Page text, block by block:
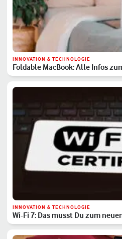
INNOVATION & TECHNOLOGIE
Foldable MacBook: Alle Infos
INNOVATION & TECHNOLOGIE
Wi-Fi 7: Das musst Du zum